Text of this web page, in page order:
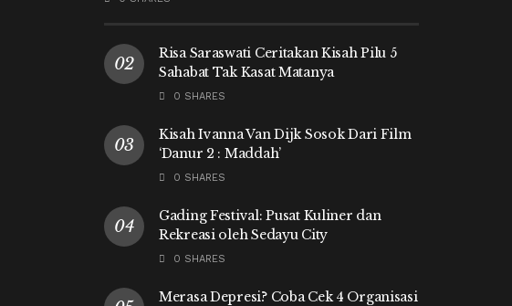
Risa Saraswati Ceritakan Kisah Pilu 5
Sahabat Tak Kasat Matanya
0 SHARES
Kisah Ivanna Van Dijk Sosok Dari Film
‘Danur 2 : Maddah’
0 SHARES
Gading Festival: Pusat Kuliner dan
Rekreasi oleh Sedayu City
0 SHARES
Merasa Depresi? Coba Cek 4 Organisasi